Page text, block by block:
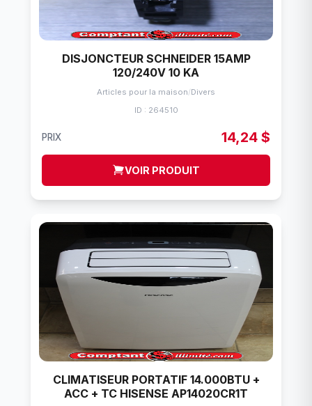
DISJONCTEUR SCHNEIDER 15AMP
120/240V 10 KA
Articles pour la maison/Divers
ID : 264510
PRIX 14,24 $
VOIR PRODUIT
CLIMATISEUR PORTATIF 14.000BTU +
ACC + TC HISENSE AP14020CR1T